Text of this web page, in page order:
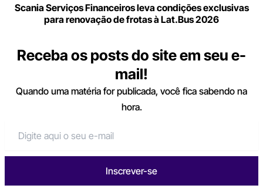
Scania Serviços Financeiros leva condições exclusivas
para renovação de frotas à Lat.Bus 2026
Receba os posts do site em seu e-
mail!
Quando uma matéria for publicada, você fica sabendo na
hora.
Inscrever-se